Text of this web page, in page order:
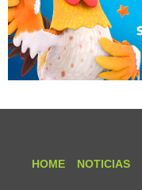
HOME NOTICIAS